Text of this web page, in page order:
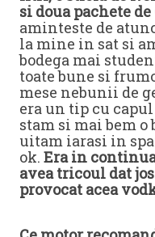
si doua pachete
aminteste de
la mine in sat si
bodega mai
toate bune si
mese nebunii de
era un tip cu capul
stam si mai bem o
uitam iarasi in
ok. Era in
avea tricoul dat
provocat acea